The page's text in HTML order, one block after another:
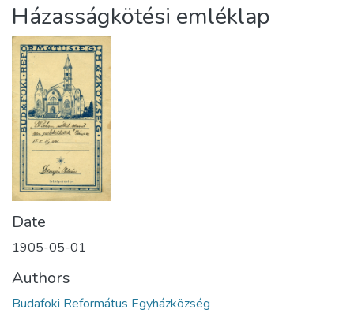
Statistics
About us
Házasságkötési emléklap
Date
1905-05-01
Authors
Budafoki Református Egyházközség